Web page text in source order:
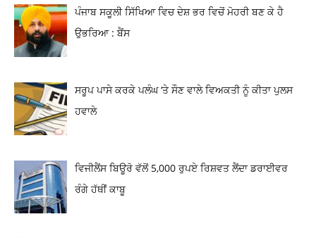
ਪੰਜਾਬ ਸਕੂਲੀ ਸਿੱਖਿਆ ਵਿਚ ਦੇਸ਼ ਭਰ ਵਿਚੋਂ ਮੋਹਰੀ ਬਣ ਕੇ ਹੈ
ਉਭਰਿਆ : ਬੈਂਸ
ਸਰੂਪ ਪਾਸੇ ਕਰਕੇ ਪਲੰਘ ‘ਤੇ ਸੌਣ ਵਾਲੇ ਵਿਅਕਤੀ ਨੂੰ ਕੀਤਾ ਪੁਲਸ
ਹਵਾਲੇ
ਵਿਜੀਲੈਂਸ ਬਿਊਰੋ ਵੱਲੋਂ 5,000 ਰੁਪਏ ਰਿਸ਼ਵਤ ਲੈਂਦਾ ਡਰਾਈਵਰ
ਰੰਗੇ ਹੱਥੀਂ ਕਾਬੂ